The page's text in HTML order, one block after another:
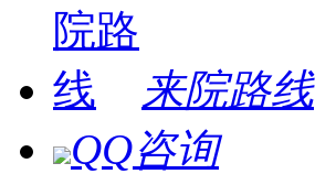
来院路线
QQ咨询